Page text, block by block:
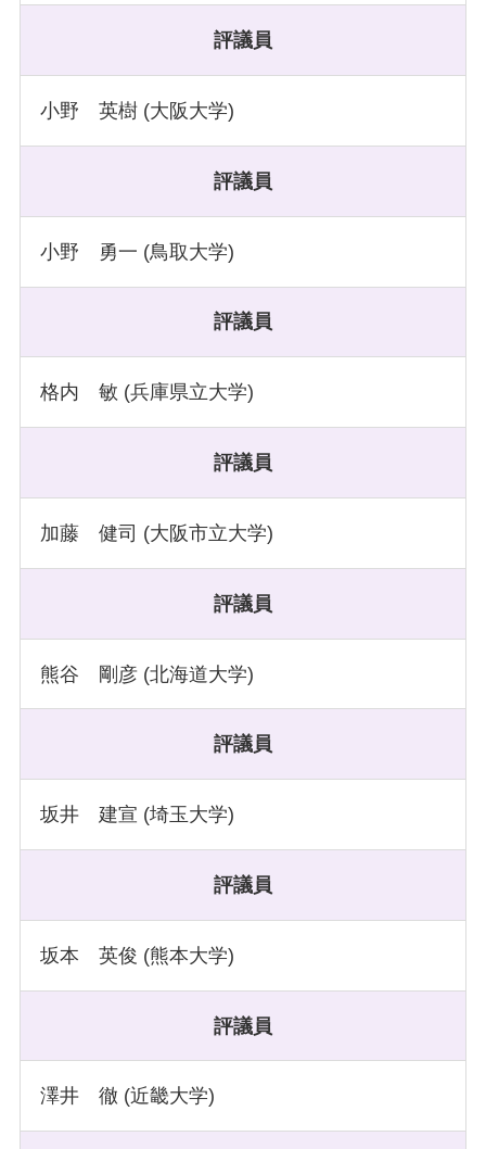
評議員
小野 英樹 (大阪大学)
評議員
小野 勇一 (鳥取大学)
評議員
格内 敏 (兵庫県立大学)
評議員
加藤 健司 (大阪市立大学)
評議員
熊谷 剛彦 (北海道大学)
評議員
坂井 建宣 (埼玉大学)
評議員
坂本 英俊 (熊本大学)
評議員
澤井 徹 (近畿大学)